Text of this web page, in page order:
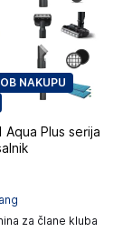
NAKUPU
Aqua Plus serija
za člane kluba